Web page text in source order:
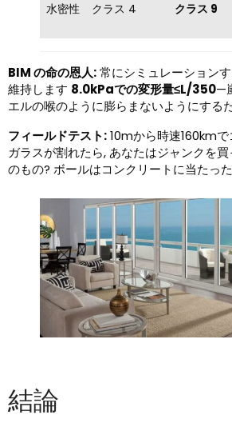
水密性
クラス 4 クラス 9
BIM の命の恩人:常にシミュレーション
維持します 8.0kPaでの変形量≤L/350—
エルの喉のように膨らまないようにする
フィールドテスト:10mから時速160km
ガラスが割れたら, あなたはジャンクを
のもの? ボールはコンクリートに当たっ
結論